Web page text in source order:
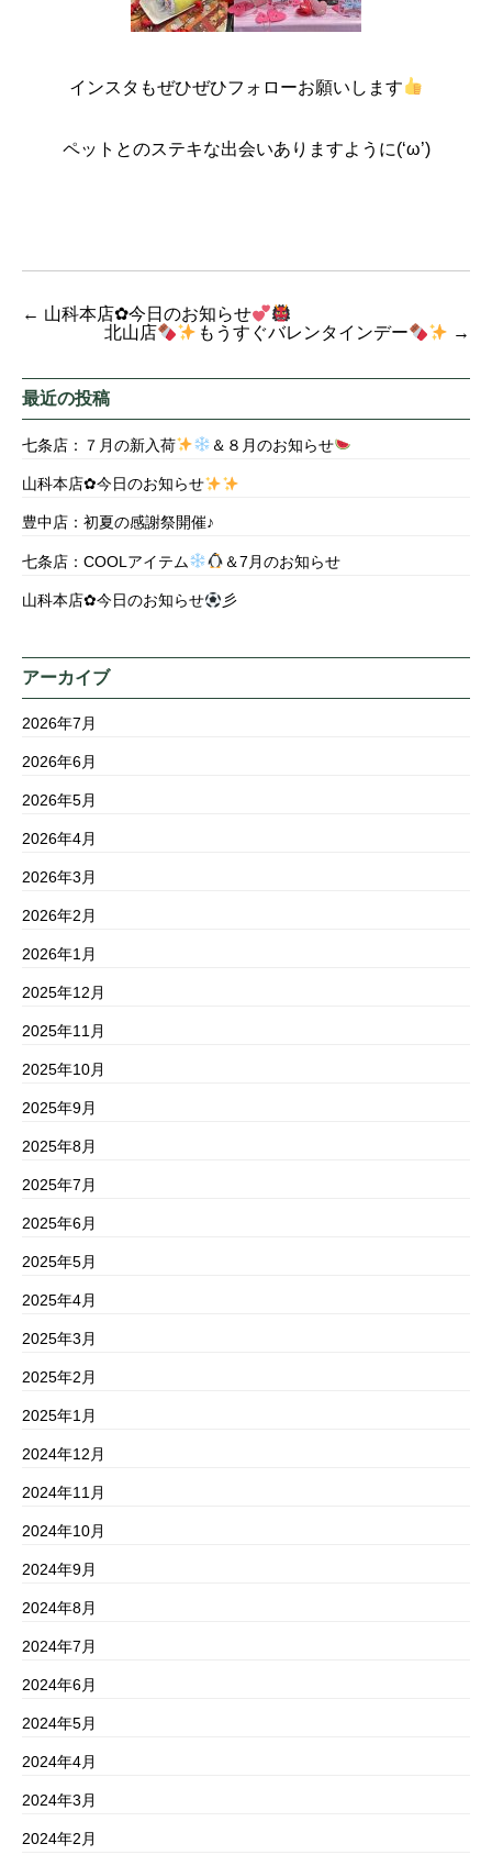
インスタもぜひぜひフォローお願いします
ペットとのステキな出会いありますように(‘ω’)
← 山科本店✿今日のお知らせ
北山店
もうすぐバレンタインデー →
最近の投稿
七条店：７月の新入荷 ＆８月のお知らせ
山科本店✿今日のお知らせ
豊中店：初夏の感謝祭開催♪
七条店：COOLアイテム ＆7月のお知らせ
山科本店✿今日のお知らせ 彡
アーカイブ
2026年7月
2026年6月
2026年5月
2026年4月
2026年3月
2026年2月
2026年1月
2025年12月
2025年11月
2025年10月
2025年9月
2025年8月
2025年7月
2025年6月
2025年5月
2025年4月
2025年3月
2025年2月
2025年1月
2024年12月
2024年11月
2024年10月
2024年9月
2024年8月
2024年7月
2024年6月
2024年5月
2024年4月
2024年3月
2024年2月